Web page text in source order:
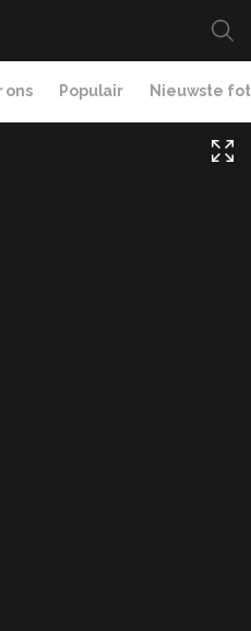
ons Populair Nieuwste